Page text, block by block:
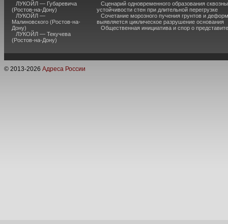
ЛУКОЙЛ — Губаревича
(Ростов-на-Дону)
ЛУКОЙЛ —
Малиновского (Ростов-на-
Дону)
ЛУКОЙЛ — Текучева
(Ростов-на-Дону)
Сценарий одновременного образования
устойчивости стен при длительной перегрузке
Сочетание морозного пучения грунтов и
выявляется циклическое разрушение основания
Общественная инициатива и спор о
© 2013-2026 Адреса России